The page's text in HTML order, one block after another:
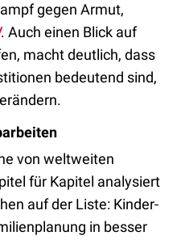
gegen Armut,
. Auch einen Blick auf
macht deutlich, dass
bedeutend sind,
von weltweiten
für Kapitel analysiert
auf der Liste: Kinder-
in besser